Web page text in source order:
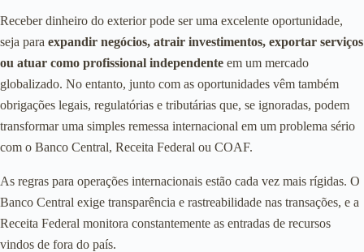
Receber dinheiro do exterior pode ser uma excelente oportunidade,
seja para expandir negócios, atrair investimentos, exportar serviços
ou atuar como profissional independente em um mercado
globalizado. No entanto, junto com as oportunidades vêm também
obrigações legais, regulatórias e tributárias que, se ignoradas, podem
transformar uma simples remessa internacional em um problema sério
com o Banco Central, Receita Federal ou COAF.
As regras para operações internacionais estão cada vez mais rígidas. O
Banco Central exige transparência e rastreabilidade nas transações, e a
Receita Federal monitora constantemente as entradas de recursos
vindos de fora do país.